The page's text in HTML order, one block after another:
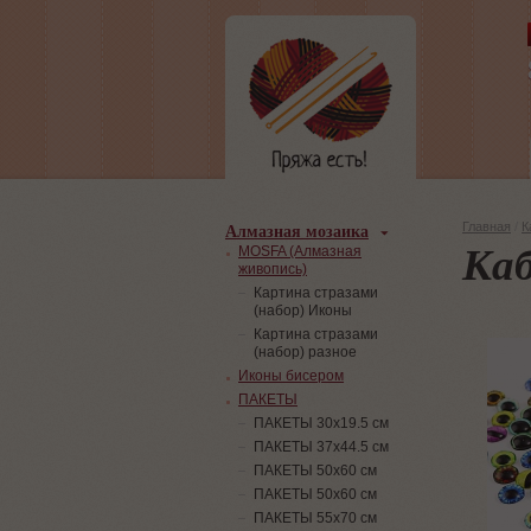
Главная
Алмазная мозаика
MOSFA (Алмазная
живопись)
Картина стразами
(набор) Иконы
Картина стразами
(набор) разное
Иконы бисером
ПАКЕТЫ
ПАКЕТЫ 30х19.5 см
ПАКЕТЫ 37х44.5 см
ПАКЕТЫ 50х60 см
ПАКЕТЫ 50х60 см
ПАКЕТЫ 55х70 см